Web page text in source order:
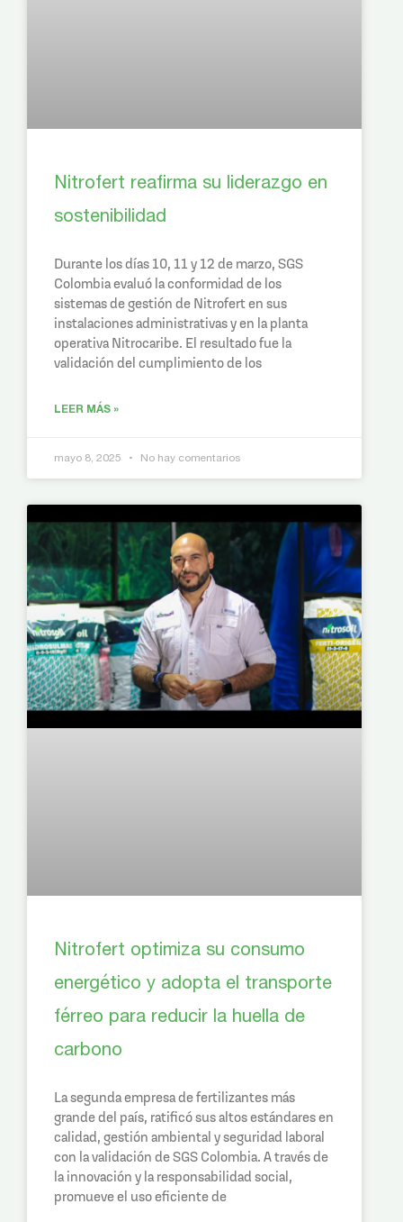
Nitrofert reafirma su liderazgo en
sostenibilidad
Durante los días 10, 11 y 12 de marzo, SGS
Colombia evaluó la conformidad de los
sistemas de gestión de Nitrofert en sus
instalaciones administrativas y en la planta
operativa Nitrocaribe. El resultado fue la
validación del cumplimiento de los
LEER MÁS »
mayo 8, 2025 No hay comentarios
Nitrofert optimiza su consumo
energético y adopta el transporte
férreo para reducir la huella de
carbono
La segunda empresa de fertilizantes más
grande del país, ratificó sus altos estándares en
calidad, gestión ambiental y seguridad laboral
con la validación de SGS Colombia. A través de
la innovación y la responsabilidad social,
promueve el uso eficiente de